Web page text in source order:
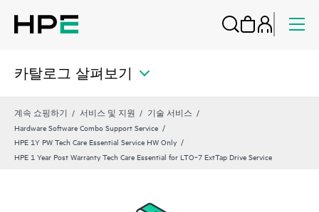
카탈로그 살펴보기
계속 쇼핑하기 서비스 및 지원
기술 서비스
Hardware Software Combo Support Service
HPE 1Y PW Tech Care Essential Service HW Only
HPE 1 Year Post Warranty Tech Care Essential for LTO‑7 ExtTap Drive Service